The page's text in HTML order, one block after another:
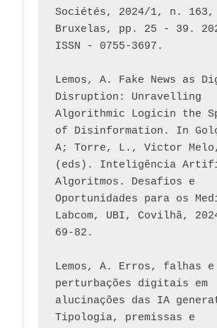
Sociétés, 2024/1, n. 163,
Bruxelas, pp. 25 - 39.
ISSN - 0755-3697.
Lemos, A. Fake News as
Disruption: Unravelling
Algorithmic Logicin the
of Disinformation. In
A; Torre, L., Victor
(eds). Inteligência
Algoritmos. Desafios e
Oportunidades para os
Labcom, UBI, Covilhã,
69-82.
Lemos, A. Erros, falhas e
perturbações digitais em
alucinações das IA
Tipologia, premissas e